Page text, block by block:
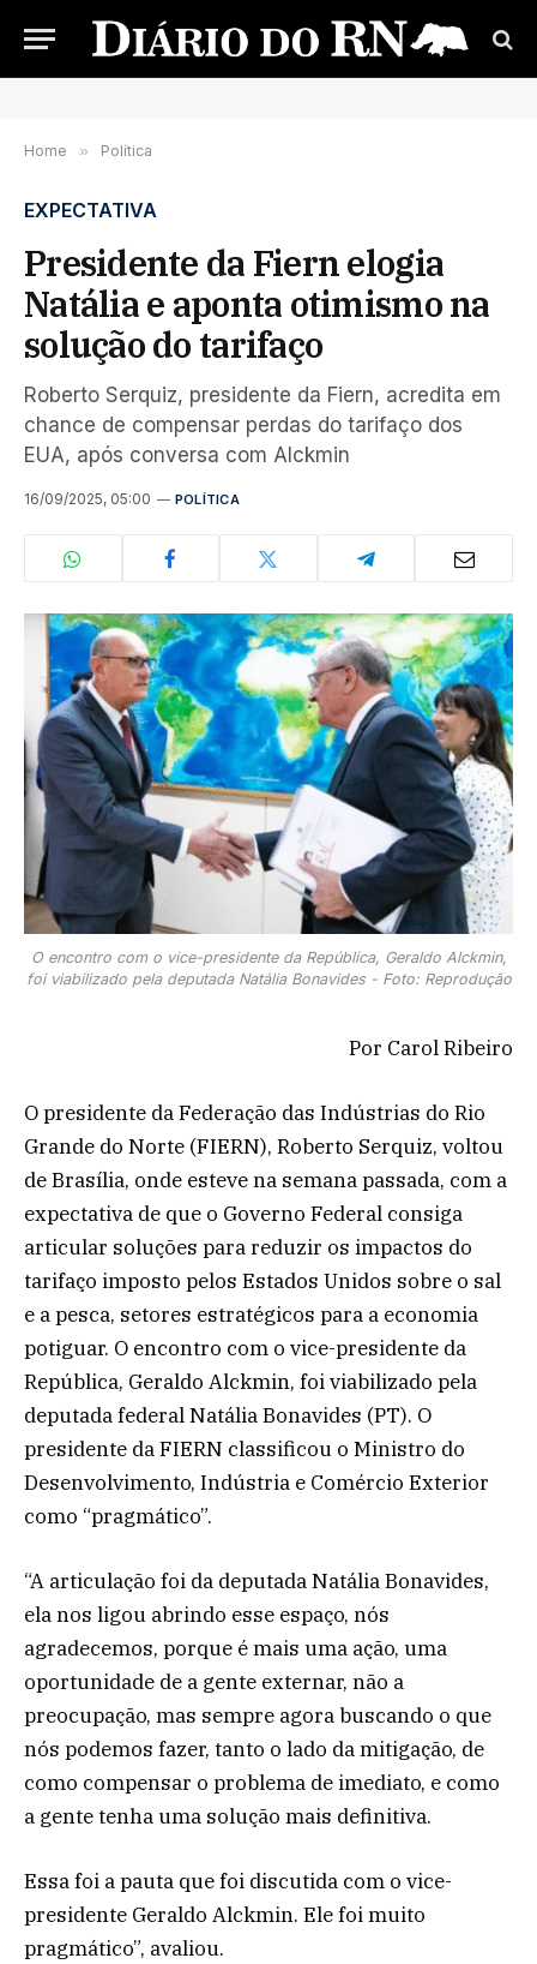
Home » Política
EXPECTATIVA
Presidente da Fiern elogia
Natália e aponta otimismo na
solução do tarifaço
Roberto Serquiz, presidente da Fiern, acredita em
chance de compensar perdas do tarifaço dos
EUA, após conversa com Alckmin
16/09/2025, 05:00 POLÍTICA
O encontro com o vice-presidente da República, Geraldo Alckmin,
foi viabilizado pela deputada Natália Bonavides - Foto: Reprodução
Por Carol Ribeiro
O presidente da Federação das Indústrias do Rio
Grande do Norte (FIERN), Roberto Serquiz, voltou
de Brasília, onde esteve na semana passada, com a
expectativa de que o Governo Federal consiga
articular soluções para reduzir os impactos do
tarifaço imposto pelos Estados Unidos sobre o sal
e a pesca, setores estratégicos para a economia
potiguar. O encontro com o vice-presidente da
República, Geraldo Alckmin, foi viabilizado pela
deputada federal Natália Bonavides (PT). O
presidente da FIERN classificou o Ministro do
Desenvolvimento, Indústria e Comércio Exterior
como “pragmático”.
“A articulação foi da deputada Natália Bonavides,
ela nos ligou abrindo esse espaço, nós
agradecemos, porque é mais uma ação, uma
oportunidade de a gente externar, não a
preocupação, mas sempre agora buscando o que
nós podemos fazer, tanto o lado da mitigação, de
como compensar o problema de imediato, e como
a gente tenha uma solução mais definitiva.
Essa foi a pauta que foi discutida com o vice-
presidente Geraldo Alckmin. Ele foi muito
pragmático”, avaliou.